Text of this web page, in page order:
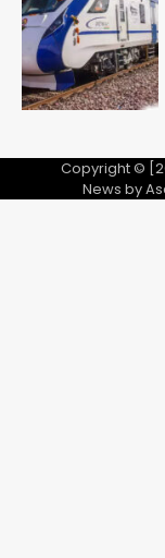
Copyright ©
News by